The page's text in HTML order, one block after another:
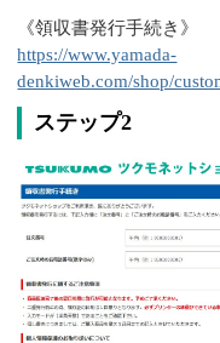
《領収書発行手続き》
https://www.yamada-
denkiweb.com/shop/
ステップ2